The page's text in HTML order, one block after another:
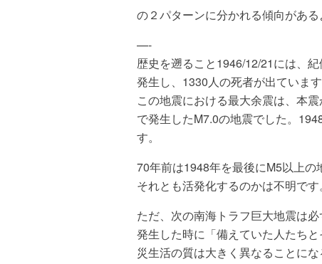
の２パターンに分かれる傾向がある
—-
歴史を遡ること1946/12/21には、
発生し、1330人の死者が出ています
この地震における最大余震は、本
で発生したM7.0の地震でした。
す。
70年前は1948年を最後にM5以上
それとも活発化するのかは不明です。
ただ、次の南海トラフ巨大地震は必
発生した時に「備えていた人たち
災生活の質は大きく異なることにな